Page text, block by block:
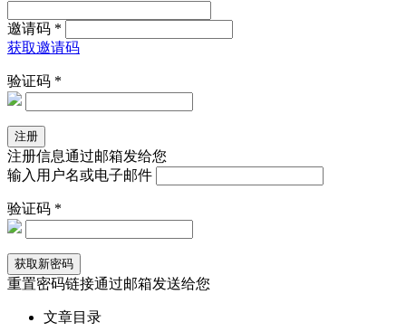
邀请码 *
获取邀请码
验证码 *
注册信息通过邮箱发给您
输入用户名或电子邮件
验证码 *
重置密码链接通过邮箱发送给您
文章目录